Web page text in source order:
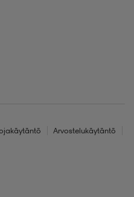
Arvostelukäytäntö